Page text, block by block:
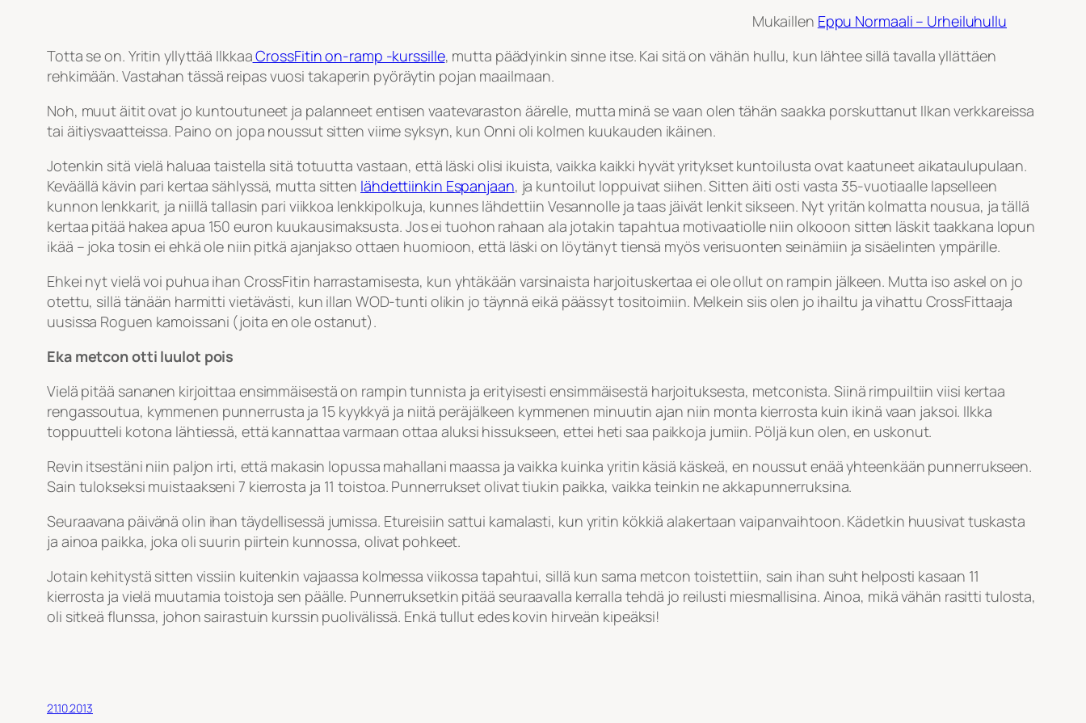
Mukaillen Eppu Normaali – Urheiluhullu
Totta se on. Yritin yllyttää IlkkaaCrossFitin on-ramp -kurssille, mutta päädyinkin sinne itse. Kai sitä on vähän hullu, kun lähtee sillä tavalla yllättäen
rehkimään. Vastahan tässä reipas vuosi takaperin pyöräytin pojan maailmaan.
Noh, muut äitit ovat jo kuntoutuneet ja palanneet entisen vaatevaraston äärelle, mutta minä se vaan olen tähän saakka porskuttanut Ilkan verkkareissa
tai äitiysvaatteissa. Paino on jopa noussut sitten viime syksyn, kun Onni oli kolmen kuukauden ikäinen.
Jotenkin sitä vielä haluaa taistella sitä totuutta vastaan, että läski olisi ikuista, vaikka kaikki hyvät yritykset kuntoilusta ovat kaatuneet aikataulupulaan.
Keväällä kävin pari kertaa sählyssä, mutta sitten lähdettiinkin Espanjaan, ja kuntoilut loppuivat siihen. Sitten äiti osti vasta 35-vuotiaalle lapselleen
kunnon lenkkarit, ja niillä tallasin pari viikkoa lenkkipolkuja, kunnes lähdettiin Vesannolle ja taas jäivät lenkit sikseen. Nyt yritän kolmatta nousua, ja tällä
kertaa pitää hakea apua 150 euron kuukausimaksusta. Jos ei tuohon rahaan ala jotakin tapahtua motivaatiolle niin olkooon sitten läskit taakkana lopun
ikää – joka tosin ei ehkä ole niin pitkä ajanjakso ottaen huomioon, että läski on löytänyt tiensä myös verisuonten seinämiin ja sisäelinten ympärille.
Ehkei nyt vielä voi puhua ihan CrossFitin harrastamisesta, kun yhtäkään varsinaista harjoituskertaa ei ole ollut on rampin jälkeen. Mutta iso askel on jo
otettu, sillä tänään harmitti vietävästi, kun illan WOD-tunti olikin jo täynnä eikä päässyt tositoimiin. Melkein siis olen jo ihailtu ja vihattu CrossFittaaja
uusissa Roguen kamoissani (joita en ole ostanut).
Eka metcon otti luulot pois
Vielä pitää sananen kirjoittaa ensimmäisestä on rampin tunnista ja erityisesti ensimmäisestä harjoituksesta, metconista. Siinä rimpuiltiin viisi kertaa
rengassoutua, kymmenen punnerrusta ja 15 kyykkyä ja niitä peräjälkeen kymmenen minuutin ajan niin monta kierrosta kuin ikinä vaan jaksoi. Ilkka
toppuutteli kotona lähtiessä, että kannattaa varmaan ottaa aluksi hissukseen, ettei heti saa paikkoja jumiin. Pöljä kun olen, en uskonut.
Revin itsestäni niin paljon irti, että makasin lopussa mahallani maassa ja vaikka kuinka yritin käsiä käskeä, en noussut enää yhteenkään punnerrukseen.
Sain tulokseksi muistaakseni 7 kierrosta ja 11 toistoa. Punnerrukset olivat tiukin paikka, vaikka teinkin ne akkapunnerruksina.
Seuraavana päivänä olin ihan täydellisessä jumissa. Etureisiin sattui kamalasti, kun yritin kökkiä alakertaan vaipanvaihtoon. Kädetkin huusivat tuskasta
ja ainoa paikka, joka oli suurin piirtein kunnossa, olivat pohkeet.
Jotain kehitystä sitten vissiin kuitenkin vajaassa kolmessa viikossa tapahtui, sillä kun sama metcon toistettiin, sain ihan suht helposti kasaan 11
kierrosta ja vielä muutamia toistoja sen päälle. Punnerruksetkin pitää seuraavalla kerralla tehdä jo reilusti miesmallisina. Ainoa, mikä vähän rasitti tulosta,
oli sitkeä flunssa, johon sairastuin kurssin puolivälissä. Enkä tullut edes kovin hirveän kipeäksi!
21.10.2013